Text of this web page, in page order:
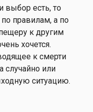
выбор есть, то
правилам, а по
к другим
хочется.
к смерти
случайно или
ситуацию.